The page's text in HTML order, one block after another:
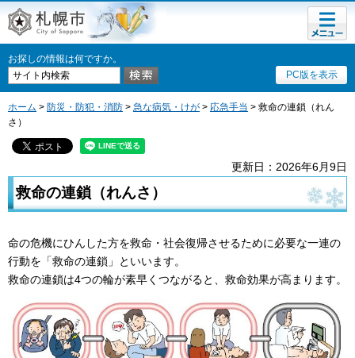
札幌市
お探しの情報は何ですか。
PC版を表示
メニュ
ー
ホーム > 防災・防犯・消防 > 急な病気・けが > 応急手当 > 救命の連鎖（れん
さ）
更新日：2026年6月9日
救命の連鎖（れんさ）
命の危機にひんした方を救命・社会復帰させるために必要な一連の
行動を「救命の連鎖」といいます。
救命の連鎖は4つの輪が素早くつながると、救命効果が高まります。